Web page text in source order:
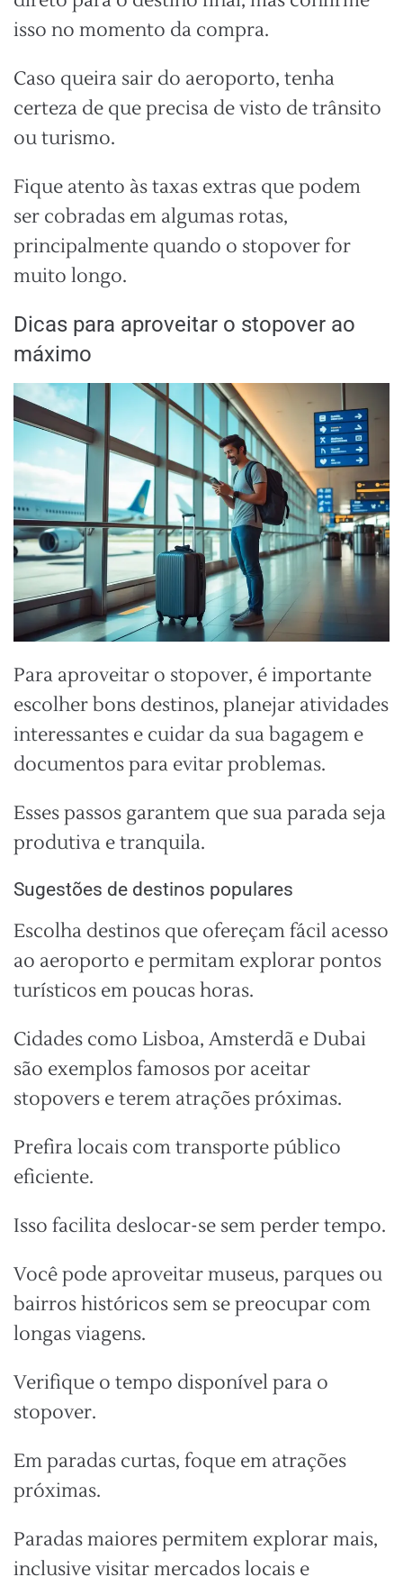
isso no momento da compra.
Caso queira sair do aeroporto, tenha
certeza de que precisa de visto de trânsito
ou turismo.
Fique atento às taxas extras que podem
ser cobradas em algumas rotas,
principalmente quando o stopover for
muito longo.
Dicas para aproveitar o stopover ao
máximo
Para aproveitar o stopover, é importante
escolher bons destinos, planejar atividades
interessantes e cuidar da sua bagagem e
documentos para evitar problemas.
Esses passos garantem que sua parada seja
produtiva e tranquila.
Sugestões de destinos populares
Escolha destinos que ofereçam fácil acesso
ao aeroporto e permitam explorar pontos
turísticos em poucas horas.
Cidades como Lisboa, Amsterdã e Dubai
são exemplos famosos por aceitar
stopovers e terem atrações próximas.
Prefira locais com transporte público
eficiente.
Isso facilita deslocar-se sem perder tempo.
Você pode aproveitar museus, parques ou
bairros históricos sem se preocupar com
longas viagens.
Verifique o tempo disponível para o
stopover.
Em paradas curtas, foque em atrações
próximas.
Paradas maiores permitem explorar mais,
inclusive visitar mercados locais e